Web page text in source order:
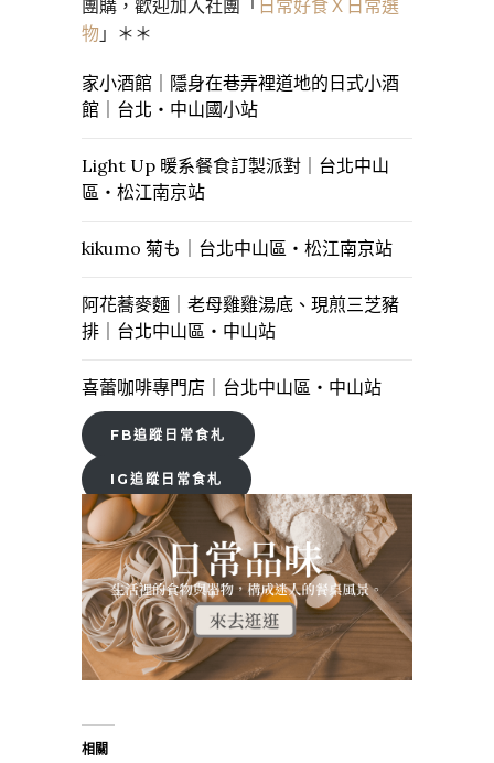
團購，歡迎加入社團「日常好食Ｘ日常選
物 」＊＊
家小酒館｜隱身在巷弄裡道地的日式小酒
館｜台北・中山國小站
Light Up 暖系餐食訂製派對｜台北中山
區・松江南京站
kikumo 菊も｜台北中山區・松江南京站
阿花蕎麥麵｜老母雞雞湯底、現煎三芝豬
排｜台北中山區・中山站
喜蕾咖啡專門店｜台北中山區・中山站
FB追蹤日常食札
IG追蹤日常食札
相關